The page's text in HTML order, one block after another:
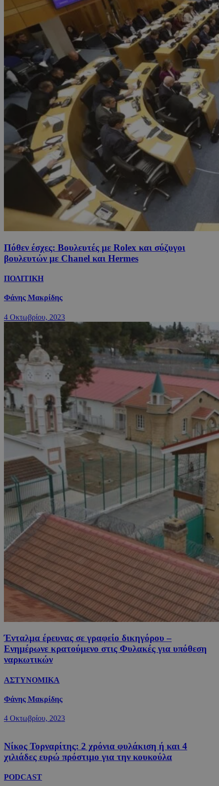
Πόθεν έσχες: Βουλευτές με Rolex και σύζυγοι
βουλευτών με Chanel και Hermes
ΠΟΛΙΤΙΚΗ
Φάνης Μακρίδης
4 Οκτωβρίου, 2023
Ένταλμα έρευνας σε γραφείο δικηγόρου –
Ενημέρωνε κρατούμενο στις Φυλακές για υπόθεση
ναρκωτικών
ΑΣΤΥΝΟΜΙΚΑ
Φάνης Μακρίδης
4 Οκτωβρίου, 2023
Νίκος Τορναρίτης: 2 χρόνια φυλάκιση ή και 4
χιλιάδες ευρώ πρόστιμο για την κουκούλα
PODCAST